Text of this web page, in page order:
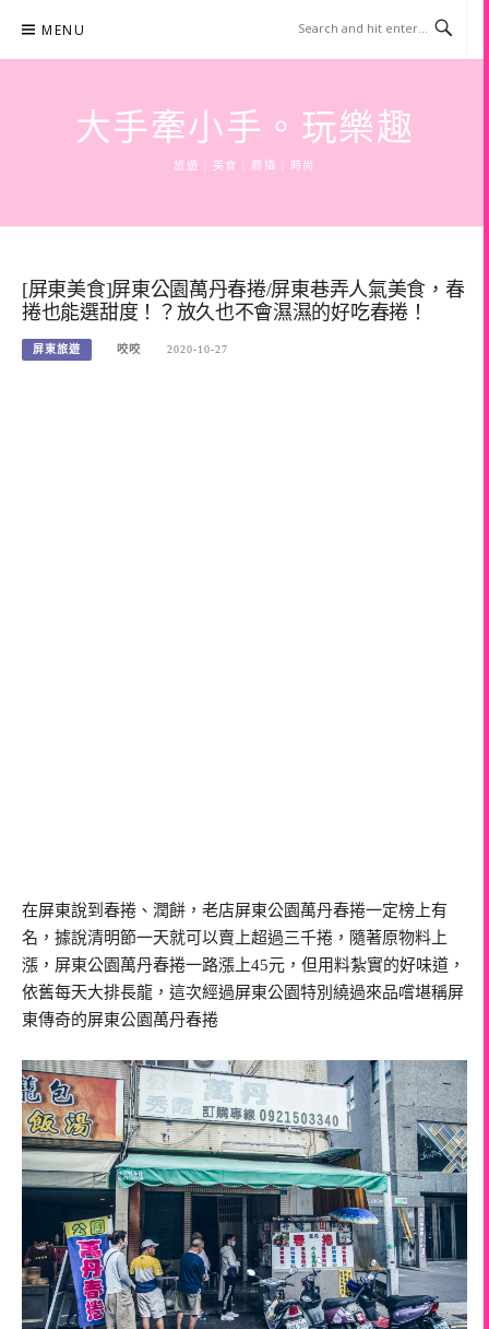
content
MENU
大手牽小手。玩樂趣
旅遊 | 美食 | 商攝 | 時尚
[屏東美食]屏東公園萬丹春捲/屏東巷弄人氣美食，春
捲也能選甜度！？放久也不會濕濕的好吃春捲！
屏東旅遊 咬咬 2020-10-27
在屏東說到春捲、潤餅，老店屏東公園萬丹春捲一定榜上有
名，據說清明節一天就可以賣上超過三千捲，隨著原物料上
漲，屏東公園萬丹春捲一路漲上45元，但用料紮實的好味道，
依舊每天大排長龍，這次經過屏東公園特別繞過來品嚐堪稱屏
東傳奇的屏東公園萬丹春捲